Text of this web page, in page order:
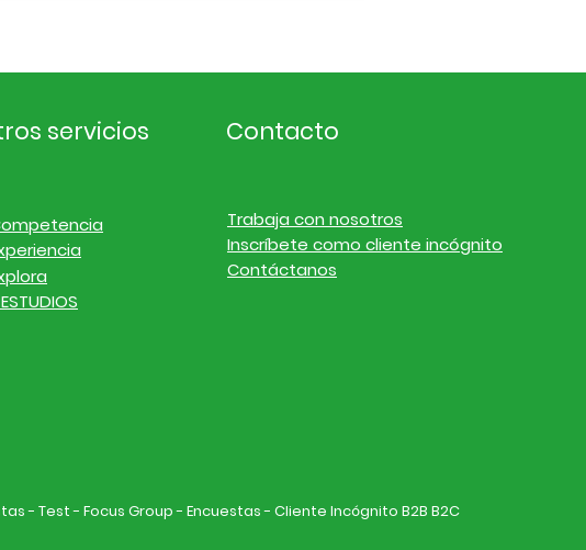
servicios
- Test - Focus Group - Encuestas - Cliente Incógnito B2B B2C
Contacto
Trabaja con nosotros
Inscríbete como cliente incógnito
Contáctanos